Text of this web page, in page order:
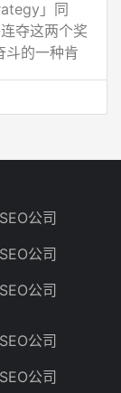
」同
夺这两个奖
斗的一种肯
专业同创
家Digital
，希望
公司
公司
公司
公司
公司